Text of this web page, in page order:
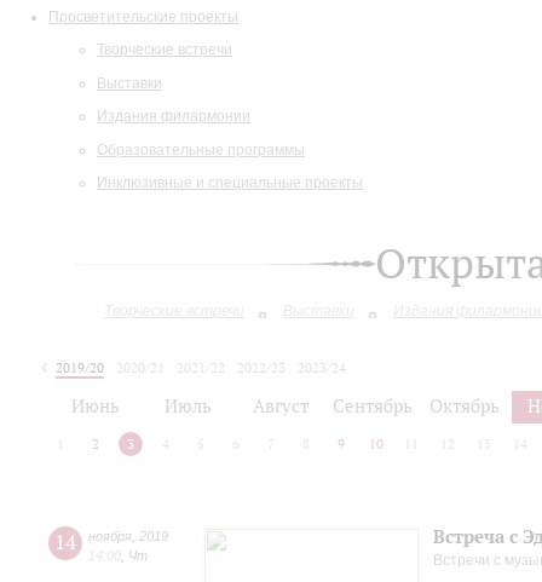
Просветительские проекты
Творческие встречи
Выставки
Издания филармонии
Образовательные программы
Инклюзивные и специальные проекты
Творческие встречи Выставки Издания
2019/20 2020/21 2021/22 2022/23
2023/24
Июнь Июль Август Сентябрь Октябрь
2 3 4 5 6 7 8 9 10 12 13 14
14 ноября 2019
14:00 Чт
Встреча с
Встречи с